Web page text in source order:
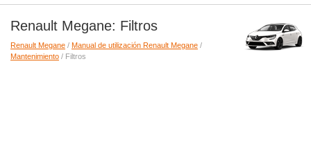
Renault Megane: Filtros
Renault Megane / Manual de utilización Renault Megane /
Mantenimiento / Filtros